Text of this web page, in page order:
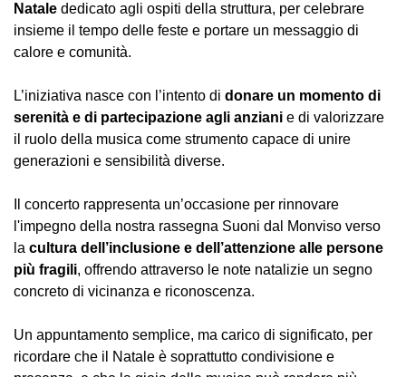
Natale dedicato agli ospiti della struttura, per celebrare
insieme il tempo delle feste e portare un messaggio di
calore e comunità.
L’iniziativa nasce con l’intento di donare un momento di
serenità e di partecipazione agli anziani e di valorizzare
il ruolo della musica come strumento capace di unire
generazioni e sensibilità diverse.
Il concerto rappresenta un’occasione per rinnovare
l'impegno della nostra rassegna Suoni dal Monviso verso
la cultura dell’inclusione e dell’attenzione alle persone
più fragili, offrendo attraverso le note natalizie un segno
concreto di vicinanza e riconoscenza.
Un appuntamento semplice, ma carico di significato, per
ricordare che il Natale è soprattutto condivisione e